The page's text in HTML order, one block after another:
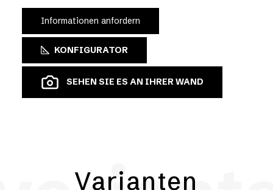
Informationen anfordern
KONFIGURATOR
SEHEN SIE ES AN IHRER WAND
Varianten